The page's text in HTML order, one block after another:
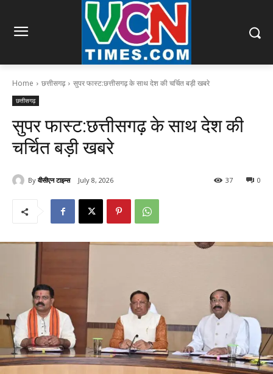
Home छत्तीसगढ़ सुपर फास्ट:छत्तीसगढ़ के साथ देश की चर्चित बड़ी खबरे
छत्तीसगढ़
सुपर फास्ट:छत्तीसगढ़ के साथ देश की
चर्चित बड़ी खबरे
By वीसीएन टाइम्स July 8, 2026 0
37